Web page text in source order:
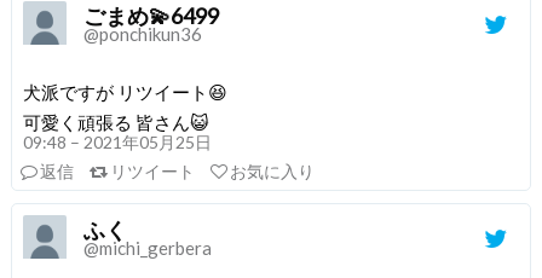
ごまめ💫6499
@ponchikun36
犬派ですが リツイート😆
可愛く頑張る 皆さん😺
09:48 – 2021年05月25日
返信
リツイート お気に入り
ふく
@michi_gerbera